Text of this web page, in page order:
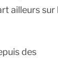
ailleurs sur
des